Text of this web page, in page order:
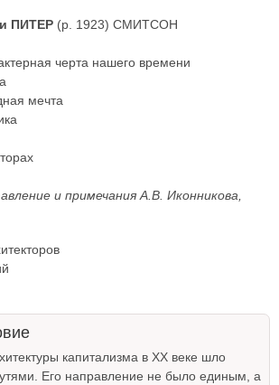
ПИТЕР (р. 1923) СМИТСОН
черта нашего времени
мечта
и примечания А.В. Иконникова,
капитализма в XX веке шло
Его направление не было единым, а